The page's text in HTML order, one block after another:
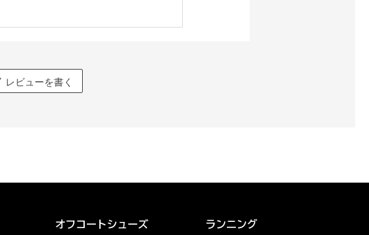
レビューを書く
オフコートシューズ ランニング